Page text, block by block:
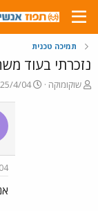
תמיכה טכנית
נזכרתי בעוד
פ
שוקומוקה
פ
25/4/04